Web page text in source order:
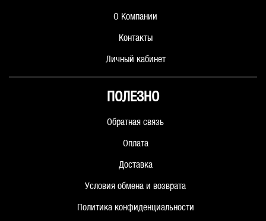
О Компании
Контакты
Личный кабинет
ПОЛЕЗНО
Обратная связь
Оплата
Доставка
Условия обмена и возврата
Политика конфиденциальности